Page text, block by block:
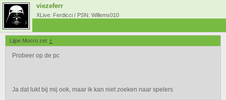
viezeferr
XLive: Ferdicci / PSN: Willems010
Lijpe Mocro zei: ↑
Probeer op de pc
Ja dat lukt bij mij ook, maar ik kan niet zoeken naar spelers